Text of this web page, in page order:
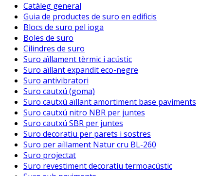
Catàleg general
Guia de productes de suro en edificis
Blocs de suro pel ioga
Boles de suro
Cilindres de suro
Suro aïllament tèrmic i acústic
Suro aïllant expandit eco-negre
Suro antivibratori
Suro cautxú (goma)
Suro cautxú aïllant amortiment base paviments
Suro cautxú nitro NBR per juntes
Suro cautxú SBR per juntes
Suro decoratiu per parets i sostres
Suro per aïllament Natur cru BL-260
Suro projectat
Suro revestiment decoratiu termoacústic